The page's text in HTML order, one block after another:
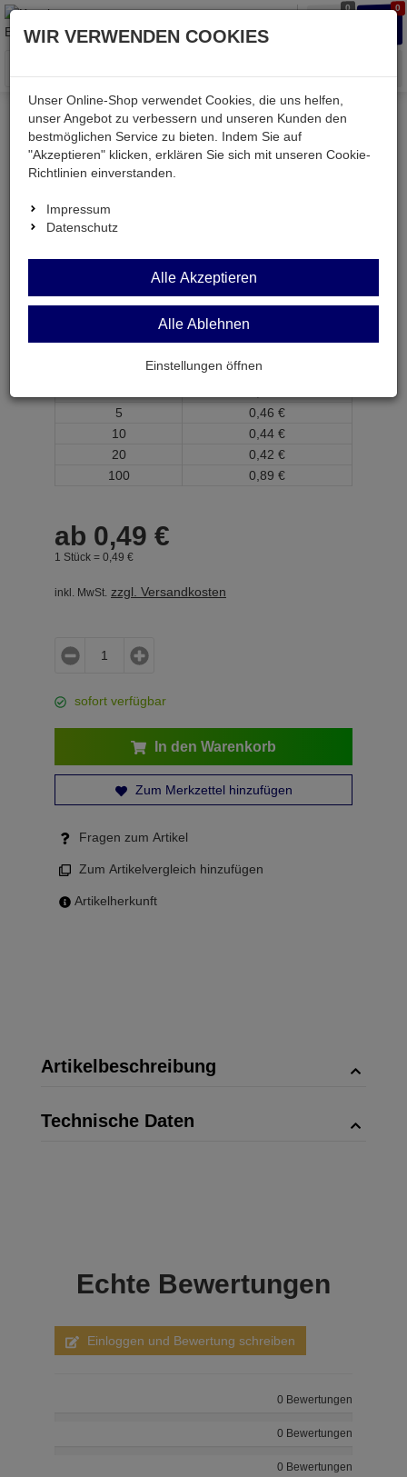
0 0
Menü
Weiter einkaufen Kessler electronic
Bauteile aktiv
HCT245-SMD
HCT245-SMD
Leitungstreiber 8-Bit-Bus SO20
ab Menge
Preis je Stück
5
0, 46 €
10
0, 44 €
20
0, 42 €
100
0, 89 €
ab 0,49 €
1 Stück = 0, 49 €
inkl. MwSt. zzgl. Versandkosten
sofort verfügbar
In den Warenkorb
Zum Merkzettel hinzufügen
Fragen zum Artikel
Zum Artikelvergleich hinzufügen
Artikelherkunft
Artikelbeschreibung
Technische Daten
Echte Bewertungen
Einloggen und Bewertung schreiben
0 Bewertungen
0 Bewertungen
0 Bewertungen
WIR VERWENDEN COOKIES
Unser Online-Shop verwendet Cookies, die uns helfen,
unser Angebot zu verbessern und unseren Kunden den
bestmöglichen Service zu bieten. Indem Sie auf
"Akzeptieren" klicken, erklären Sie sich mit unseren Cookie-
Richtlinien einverstanden.
Impressum
Datenschutz
Alle Akzeptieren
Alle Ablehnen
Einstellungen öffnen